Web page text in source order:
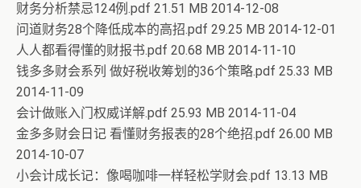
财务分析禁忌124例.pdf 21.51 MB 2014-12-08
问道财务28个降低成本的高招.pdf 29.25 MB 2014-12-01
人人都看得懂的财报书.pdf 20.68 MB 2014-11-10
钱多多财会系列 做好税收筹划的36个策略.pdf 25.33 MB
2014-11-09
会计做账入门权威详解.pdf 25.93 MB 2014-11-04
金多多财会日记 看懂财务报表的28个绝招.pdf 26.00 MB
2014-10-07
小会计成长记：像喝咖啡一样轻松学财会.pdf 13.13 MB